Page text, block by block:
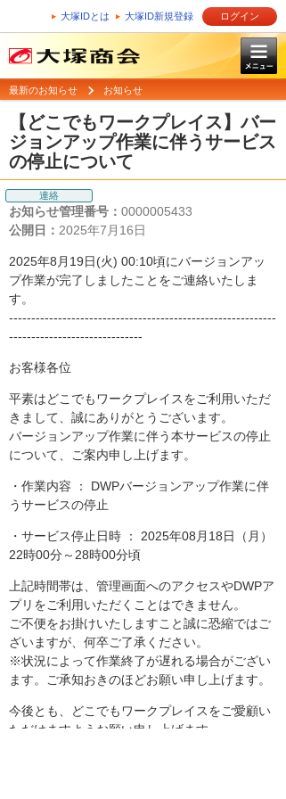
大塚IDとは 大塚ID新規登録 ログイン
最新のお知らせ お知らせ
【どこでもワークプレイス】バー
ジョンアップ作業に伴うサービス
の停止について
連絡
お知らせ管理番号： 0000005433
公開日： 2025年7月16日
2025年8月19日(火) 00:10頃にバージョンアッ
プ作業が完了しましたことをご連絡いたしま
す。
------------------------------------------------------------
------------------------------
お客様各位
平素はどこでもワークプレイスをご利用いただ
きまして、誠にありがとうございます。
バージョンアップ作業に伴う本サービスの停止
について、ご案内申し上げます。
・作業内容 ： DWPバージョンアップ作業に伴
うサービスの停止
・サービス停止日時 ： 2025年08月18日（月）
22時00分～28時00分頃
上記時間帯は、管理画面へのアクセスやDWPア
プリをご利用いただくことはできません。
ご不便をお掛けいたしますこと誠に恐縮ではご
ざいますが、何卒ご了承ください。
※状況によって作業終了が遅れる場合がござい
ます。ご承知おきのほどお願い申し上げます。
今後とも、どこでもワークプレイスをご愛顧い
ただけますようお願い申し上げます。